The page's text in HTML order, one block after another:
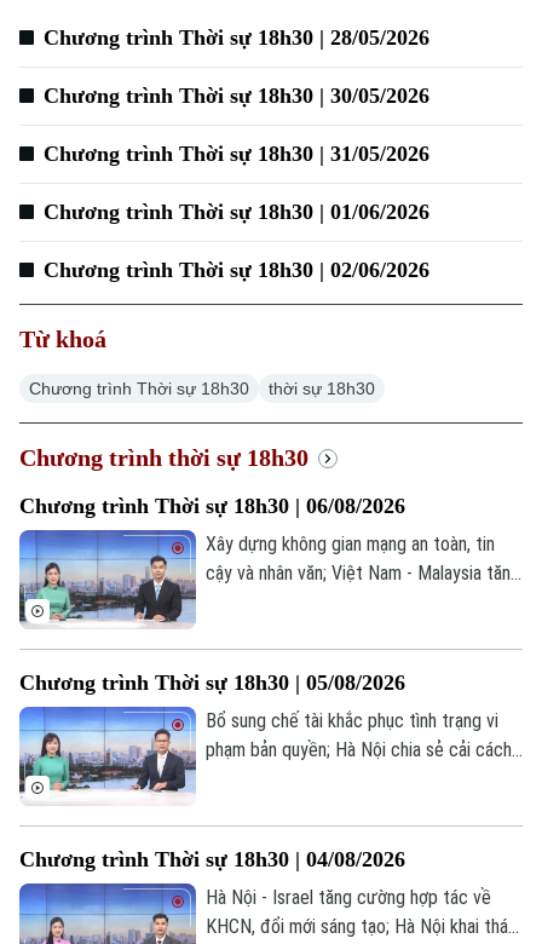
Chương trình Thời sự 18h30 | 28/05/2026
Chương trình Thời sự 18h30 | 30/05/2026
Chương trình Thời sự 18h30 | 31/05/2026
Chương trình Thời sự 18h30 | 01/06/2026
Chương trình Thời sự 18h30 | 02/06/2026
Từ khoá
Chương trình Thời sự 18h30 thời sự 18h30
Chương trình thời sự 18h30
Chương trình Thời sự 18h30 | 06/08/2026
Xây dựng không gian mạng an toàn, tin
cậy và nhân văn; Việt Nam - Malaysia tăng
trình hôm nay.
Chương trình Thời sự 18h30 | 05/08/2026
Bổ sung chế tài khắc phục tình trạng vi
phạm bản quyền; Hà Nội chia sẻ cải cách
Argentina;... là một số nội dung đáng chú ý
trong chương trình hôm nay.
Chương trình Thời sự 18h30 | 04/08/2026
Hà Nội - Israel tăng cường hợp tác về
KHCN, đổi mới sáng tạo; Hà Nội khai thác